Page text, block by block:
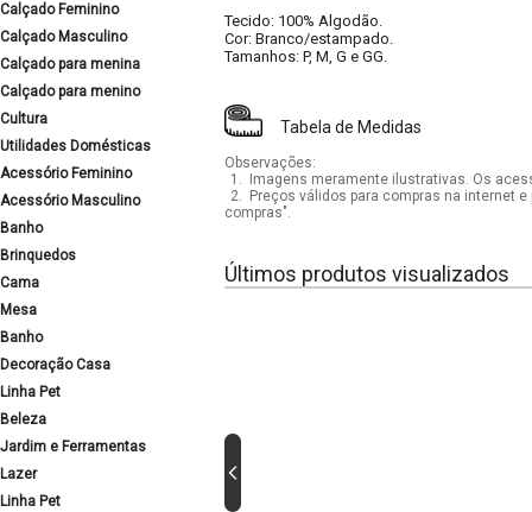
Calçado Feminino
Calçado Masculino
Calçado para menina
Calçado para menino
Cultura
Utilidades Domésticas
Acessório Feminino
Acessório Masculino
Banho
Brinquedos
Cama
Mesa
Banho
Decoração Casa
Linha Pet
Beleza
Jardim e Ferramentas
Lazer
Linha Pet
Tecido: 100% Algodão.
Cor: Branco/estampado.
Tamanhos: P, M, G e GG.
Tabela de Medidas
Observações:
1.
Imagens meramente ilustrativas. Os
2.
Preços válidos para compras na internet
compras".
Últimos produtos visualizados